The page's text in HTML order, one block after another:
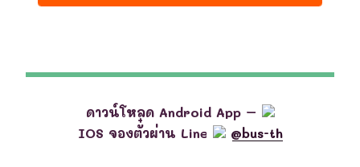
ดาวน์โหลด Android App –
IOS จองตั๋วผ่าน Line
@bus-th